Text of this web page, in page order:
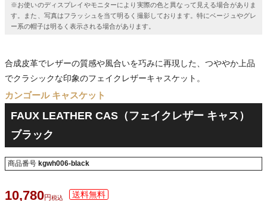
※お使いのディスプレイやモニターにより実際の色と異なって見える場合がありま
す。また、写真はフラッシュを当て明るく撮影しております。特にベージュやグレ
ー系の帽子は明るく表示される場合があります。
合成皮革でレザーの質感や風合いを巧みに再現した、つややか上品
でクラシックな印象のフェイクレザーキャスケット。
カンゴール キャスケット
FAUX LEATHER CAS（フェイクレザー キャス）
ブラック
商品番号 kgwh006-black
10,780 税込